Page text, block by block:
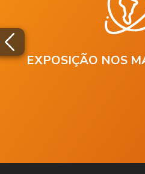
EXPOSIÇÃO NOS